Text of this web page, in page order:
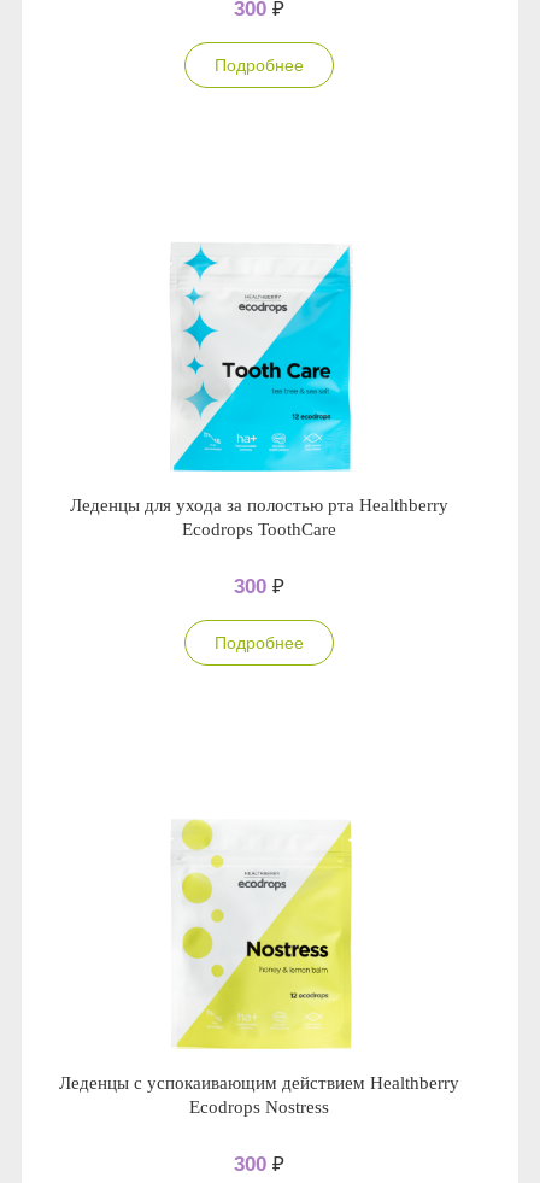
300 ₽
Подробнее
Леденцы для ухода за полостью рта Healthberry
Ecodrops ToothCare
300 ₽
Подробнее
Леденцы с успокаивающим действием Healthberry
Ecodrops Nostress
300 ₽